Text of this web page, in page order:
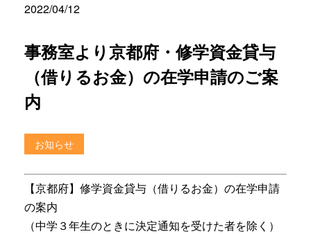
2022/04/12
事務室より京都府・修学資金貸与
（借りるお金）の在学申請のご案
内
お知らせ
【京都府】修学資金貸与（借りるお金）の在学申請
の案内
（中学３年生のときに決定通知を受けた者を除く）